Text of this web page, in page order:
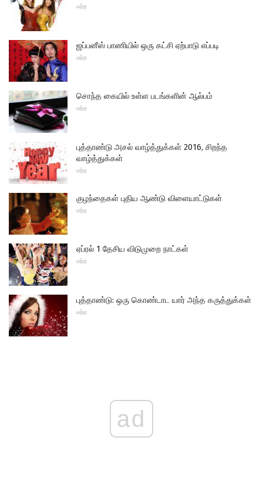
மற்ற
ஜப்பனீஸ் பாணியில் ஒரு கட்சி ஏற்பாடு எப்படி
மற்ற
சொந்த கையில் உள்ள படங்களின் ஆல்பம்
மற்ற
புத்தாண்டு அசல் வாழ்த்துக்கள் 2016, சிறந்த
வாழ்த்துக்கள்
மற்ற
குழந்தைகள் புதிய ஆண்டு விளையாட்டுகள்
மற்ற
ஏப்ரல் 1 தேசிய விடுமுறை நாட்கள்
மற்ற
புத்தாண்டு: ஒரு கொண்டாட யார் அந்த கருத்துக்கள்
மற்ற
ad